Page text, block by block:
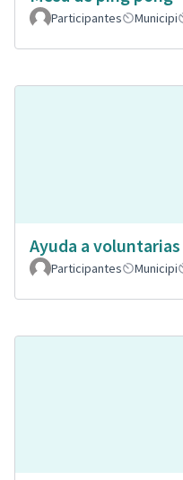
Participantes
Municipi
Ayuda a
Participantes
Municipi